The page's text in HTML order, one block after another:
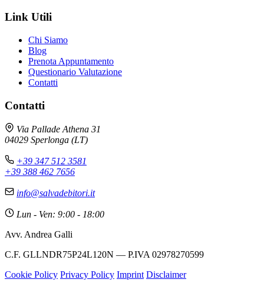
Link Utili
Chi Siamo
Blog
Prenota Appuntamento
Questionario Valutazione
Contatti
Contatti
Via Pallade Athena 31
04029 Sperlonga (LT)
+39 347 512 3581
+39 388 462 7656
info@salvadebitori.it
Lun - Ven: 9:00 - 18:00
Avv. Andrea Galli
C.F. GLLNDR75P24L120N — P.IVA 02978270599
Cookie Policy Privacy Policy Imprint Disclaimer